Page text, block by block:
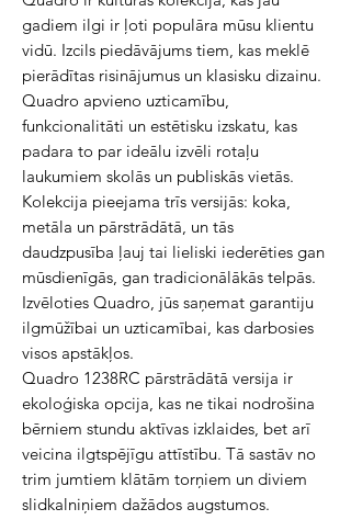
gadiem ilgi ir ļoti populāra mūsu klientu
vidū. Izcils piedāvājums tiem, kas meklē
pierādītas risinājumus un klasisku dizainu.
Quadro apvieno uzticamību,
funkcionalitāti un estētisku izskatu, kas
padara to par ideālu izvēli rotaļu
laukumiem skolās un publiskās vietās.
Kolekcija pieejama trīs versijās: koka,
metāla un pārstrādātā, un tās
daudzpusība ļauj tai lieliski iederēties gan
mūsdienīgās, gan tradicionālākās telpās.
Izvēloties Quadro, jūs saņemat garantiju
ilgmūžībai un uzticamībai, kas darbosies
visos apstākļos.
Quadro 1238RC pārstrādātā versija ir
ekoloģiska opcija, kas ne tikai nodrošina
bērniem stundu aktīvas izklaides, bet arī
veicina ilgtspējīgu attīstību. Tā sastāv no
trim jumtiem klātām torņiem un diviem
slidkalniņiem dažādos augstumos.